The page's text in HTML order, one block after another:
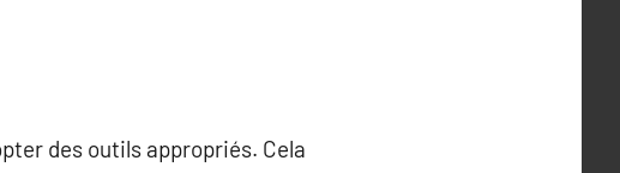
des outils appropriés. Cela